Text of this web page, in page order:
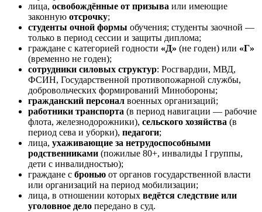
лица, освобождённые от призыва или имеющие
законную отсрочку;
студенты очной формы обучения; студенты заочной —
только в период сессии и защиты диплома;
граждане с категорией годности «Д» (не годен) или «Г»
(временно не годен);
сотрудники силовых структур: Росгвардии, МВД,
ФСИН, Государственной противопожарной службы,
добровольческих формирований Минобороны;
гражданский персонал военных организаций;
работники транспорта (в период навигации — рабочие
флота, железнодорожники), сельского хозяйства (в
период сева и уборки), педагоги;
лица, ухаживающие за нетрудоспособными
родственниками (пожилые 80+, инвалиды I группы,
дети с инвалидностью);
граждане с бронью от органов государственной власти
или организаций на период мобилизации;
лица, в отношении которых ведётся следствие или
уголовное дело передано в суд.